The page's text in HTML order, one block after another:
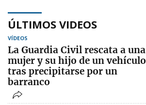
ÚLTIMOS VIDEOS
VÍDEOS
La Guardia Civil rescata a una
mujer y su hijo de un vehículo
tras precipitarse por un
barranco